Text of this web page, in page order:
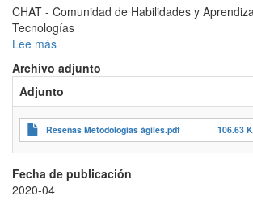
CHAT - Comunidad de Habilidades y
Tecnologías
Lee más
Reseñas
Metodologías
ágiles
aplicadas
en
la
educación
superior
Archivo adjunto
Adjunto
Reseñas Metodologías ágiles.pdf 106.63
Fecha de publicación
2020-04